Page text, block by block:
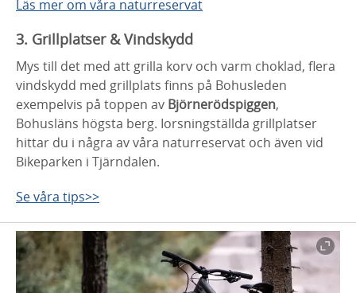
Läs mer om våra naturreservat
3. Grillplatser & Vindskydd
Mys till det med att grilla korv och varm choklad, flera
vindskydd med grillplats finns på Bohusleden
exempelvis på toppen av Björnerödspiggen,
Bohusläns högsta berg. Iorsningställda grillplatser
hittar du i några av våra naturreservat och även vid
Bikeparken i Tjärndalen.
Se våra tips>>